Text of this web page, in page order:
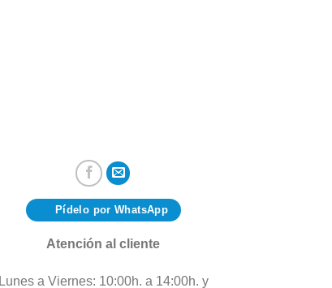
Pídelo por WhatsApp
Atención al cliente
Lunes a Viernes: 10:00h. a 14:00h. y